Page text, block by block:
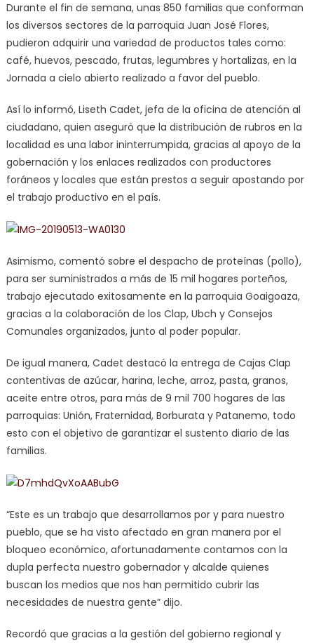
Durante el fin de semana, unas 850 familias que conforman
los diversos sectores de la parroquia Juan José Flores,
pudieron adquirir una variedad de productos tales como:
café, huevos, pescado, frutas, legumbres y hortalizas, en la
Jornada a cielo abierto realizado a favor del pueblo.
Así lo informó, Liseth Cadet, jefa de la oficina de atención al
ciudadano, quien aseguró que la distribución de rubros en la
localidad es una labor ininterrumpida, gracias al apoyo de la
gobernación y los enlaces realizados con productores
foráneos y locales que están prestos a seguir apostando por
el trabajo productivo en el país.
Asimismo, comentó sobre el despacho de proteínas (pollo),
para ser suministrados a más de 15 mil hogares porteños,
trabajo ejecutado exitosamente en la parroquia Goaigoaza,
gracias a la colaboración de los Clap, Ubch y Consejos
Comunales organizados, junto al poder popular.
De igual manera, Cadet destacó la entrega de Cajas Clap
contentivas de azúcar, harina, leche, arroz, pasta, granos,
aceite entre otros, para más de 9 mil 700 hogares de las
parroquias: Unión, Fraternidad, Borburata y Patanemo, todo
esto con el objetivo de garantizar el sustento diario de las
familias.
“Este es un trabajo que desarrollamos por y para nuestro
pueblo, que se ha visto afectado en gran manera por el
bloqueo económico, afortunadamente contamos con la
dupla perfecta nuestro gobernador y alcalde quienes
buscan los medios que nos han permitido cubrir las
necesidades de nuestra gente” dijo.
Recordó que gracias a la gestión del gobierno regional y